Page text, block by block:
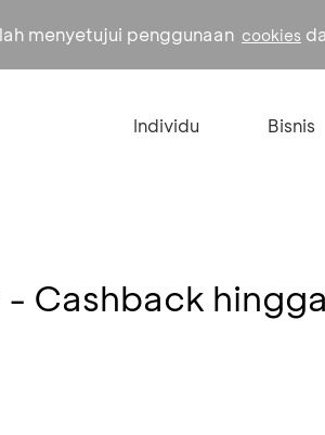
menyetujui penggunaan cookies
Individu Bisnis
Cashback